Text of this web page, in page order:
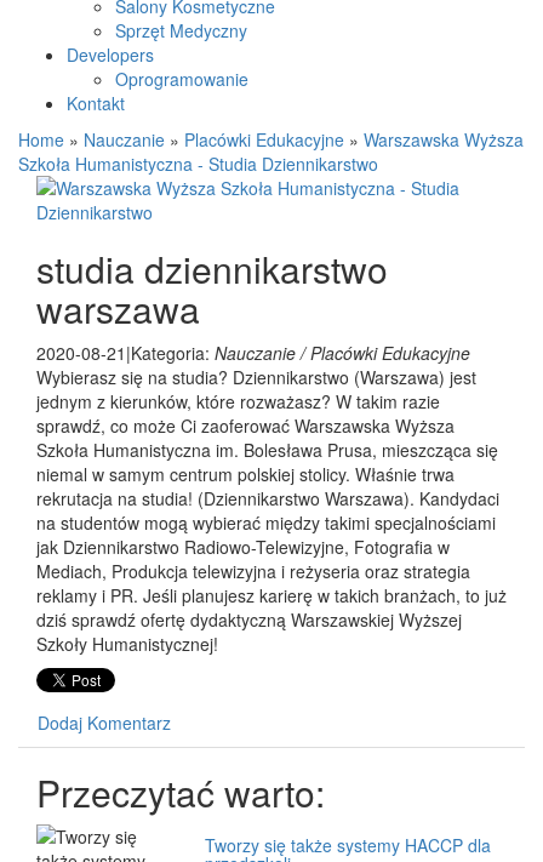
Salony Kosmetyczne
Sprzęt Medyczny
Developers
Oprogramowanie
Kontakt
Home » Nauczanie » Placówki Edukacyjne » Warszawska Wyższa
Szkoła Humanistyczna - Studia Dziennikarstwo
studia dziennikarstwo
warszawa
2020-08-21 |Kategoria: Nauczanie / Placówki Edukacyjne
Wybierasz się na studia? Dziennikarstwo (Warszawa) jest
jednym z kierunków, które rozważasz? W takim razie
sprawdź, co może Ci zaoferować Warszawska Wyższa
Szkoła Humanistyczna im. Bolesława Prusa, mieszcząca się
niemal w samym centrum polskiej stolicy. Właśnie trwa
rekrutacja na studia! (Dziennikarstwo Warszawa). Kandydaci
na studentów mogą wybierać między takimi specjalnościami
jak Dziennikarstwo Radiowo-Telewizyjne, Fotografia w
Mediach, Produkcja telewizyjna i reżyseria oraz strategia
reklamy i PR. Jeśli planujesz karierę w takich branżach, to już
dziś sprawdź ofertę dydaktyczną Warszawskiej Wyższej
Szkoły Humanistycznej!
Dodaj Komentarz
Przeczytać warto:
Tworzy się także systemy HACCP dla